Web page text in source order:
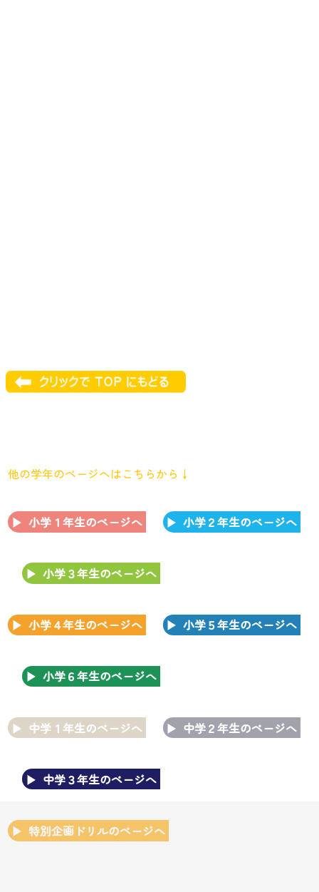
他の学年のページへはこちらから↓
小学１年生のページへ 小学２年生のページへ
小学３年生のページへ
小学４年生のページへ 小学５年生のページへ
小学６年生のページへ
中学１年生のページへ 中学２年生のページへ
中学３年生のページへ
特別企画ドリルのページへ